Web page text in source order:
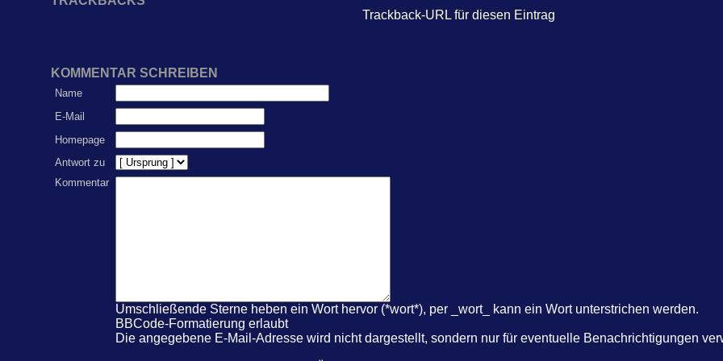
Trackback-URL für diesen Eintrag
KOMMENTAR SCHREIBEN
Name
E-Mail
Homepage
Antwort zu
Kommentar
Umschließende Sterne heben ein Wort hervor (*wort*), per _wort_ kann ein Wort unterstrichen werden.
BBCode-Formatierung erlaubt
Die angegebene E-Mail-Adresse wird nicht dargestellt, sondern nur für eventuelle Benachrichtigungen